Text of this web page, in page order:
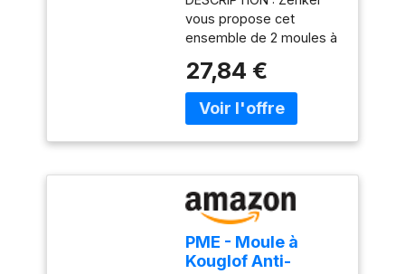
vous propose cet
ensemble de 2 moules à
moule à kouglof de 25
cm de diamètre et un
moule à savarin à fond
LE PETIT + : Ces moules
à pâtisserie vous
accompagnent au
quotidien pour des
gâteaux mais également
lors d'évènements ou de
27,84 €
PME - Moule à
Kouglof Anti-